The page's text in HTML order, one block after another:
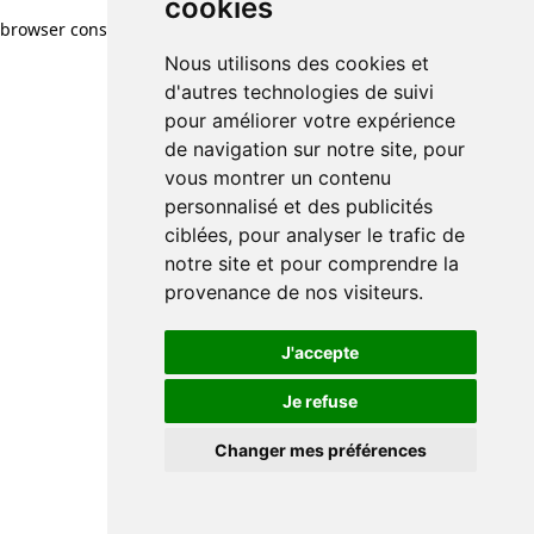
cookies
Nous utilisons des cookies et
d'autres technologies de suivi
pour améliorer votre expérience
de navigation sur notre site, pour
vous montrer un contenu
personnalisé et des publicités
ciblées, pour analyser le trafic de
notre site et pour comprendre la
provenance de nos visiteurs.
J'accepte
Je refuse
Changer mes préférences
browser console for more information)